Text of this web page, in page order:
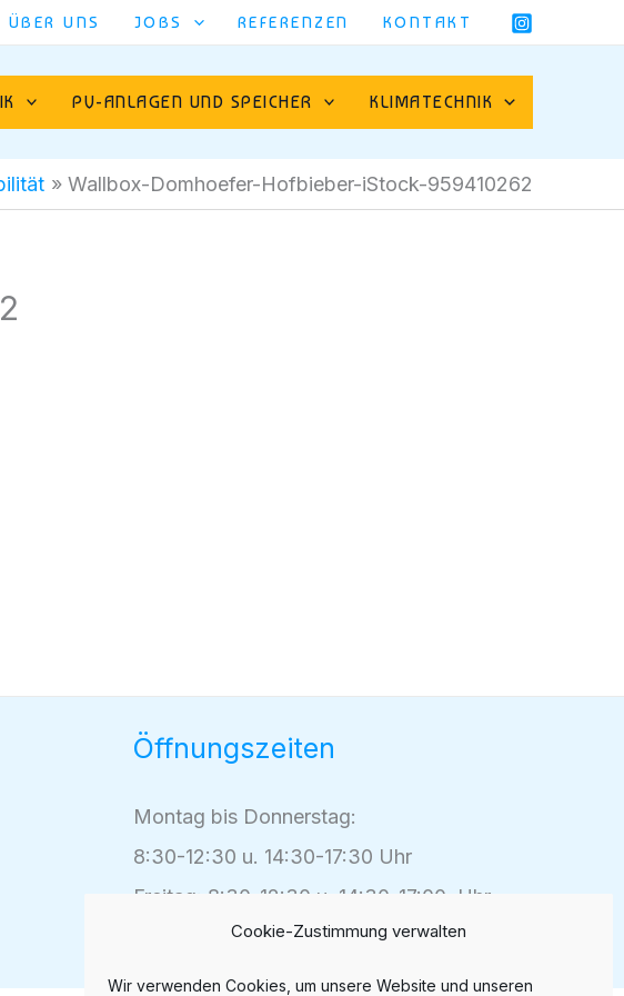
Cookie-Zustimmung verwalten
Wir verwenden Cookies, um unsere Website und unseren
ÜBER UNS JOBS REFERENZEN KONTAKT
PV-ANLAGEN UND SPEICHER KLIMATECHNIK
Wallbox-Domhoefer-Hofbieber-iStock-959410262
Öffnungszeiten
Montag bis Donnerstag:
8:30-12:30 u. 14:30-17:30 Uhr
Freitag: 8:30-12:30 u. 14:30-17:00 Uhr
Samstag: Nach Vereinbarung möglich